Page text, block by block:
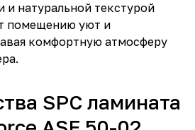
натуральной текстурой
помещению уют и
комфортную атмосферу
SPC ламината